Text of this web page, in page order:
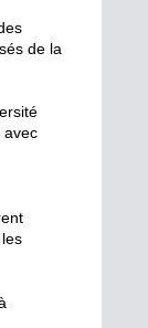
de la
avec